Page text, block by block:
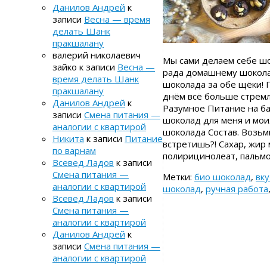
Мы сами делаем себе
рада домашнему
шоколада за обе щёки!
днём всё больше
Разумное Питание на
шоколад для меня и
шоколада Состав.
встретишь?! Сахар, жир
полирицинолеат,
Метки: био шоколад,
шоколад, ручная работа,
Данилов Андрей к
записи Весна — время
делать Шанк
пракшалану
валерий николаевич
зайко к записи Весна —
время делать Шанк
пракшалану
Данилов Андрей к
записи Смена питания —
аналогии с квартирой
Никита к записи Питание
по варнам
Всевед Ладов к записи
Смена питания —
аналогии с квартирой
Всевед Ладов к записи
Смена питания —
аналогии с квартирой
Данилов Андрей к
записи Смена питания —
аналогии с квартирой